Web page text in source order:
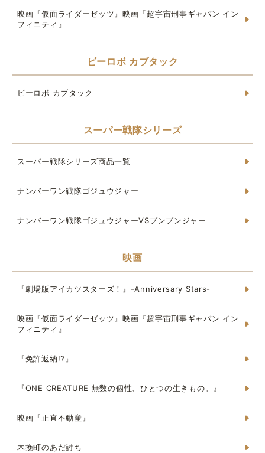
映画『仮面ライダーゼッツ』映画『超宇宙刑事ギャバン イン
フィニティ』
ビーロボ カブタック
ビーロボ カブタック
スーパー戦隊シリーズ
スーパー戦隊シリーズ商品一覧
ナンバーワン戦隊ゴジュウジャー
ナンバーワン戦隊ゴジュウジャーVSブンブンジャー
映画
『劇場版アイカツスターズ！』-Anniversary Stars-
映画『仮面ライダーゼッツ』映画『超宇宙刑事ギャバン イン
フィニティ』
『免許返納!?』
『ONE CREATURE 無数の個性、ひとつの生きもの。』
映画『正直不動産』
木挽町のあだ討ち